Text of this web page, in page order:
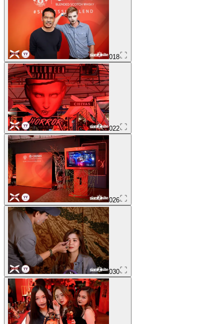
018
022
026
030